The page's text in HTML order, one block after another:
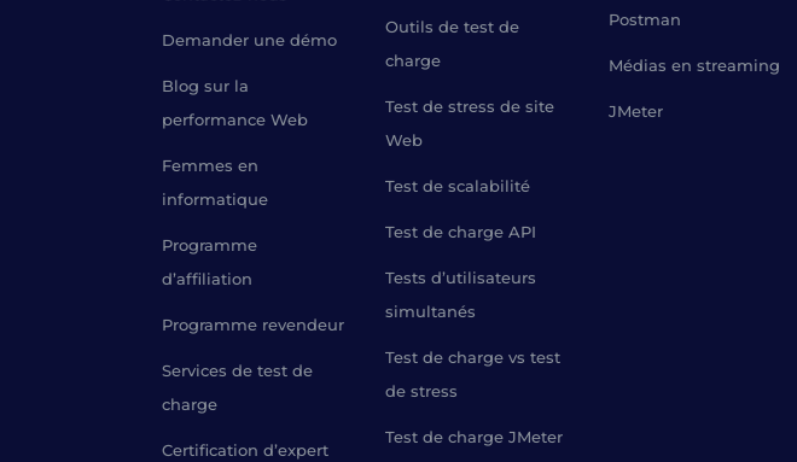
Demander une démo
Blog sur la
performance Web
Femmes en
informatique
Programme
d’affiliation
Programme revendeur
Services de test de
charge
Certification d’expert
Outils de test de
charge
Test de stress de site
Web
Test de scalabilité
Test de charge API
Tests d’utilisateurs
simultanés
Test de charge vs test
de stress
Test de charge JMeter
Postman
Médias en streaming
JMeter